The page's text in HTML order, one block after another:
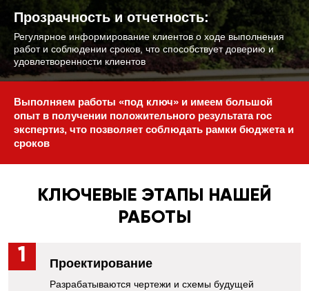
Прозрачность и отчетность:
Регулярное информирование клиентово ходе выполнения
работ и соблюдении сроков, что способствует довериюи
удовлетворенности клиентов
Выполняем работы «под ключ» и имеем большой
опыт в получении положительного результата гос
экспертиз, что позволяет соблюдать рамки бюджета и
сроков
КЛЮЧЕВЫЕ ЭТАПЫ НАШЕЙ
РАБОТЫ
Проектирование
Разрабатываются чертежи и схемы будущей